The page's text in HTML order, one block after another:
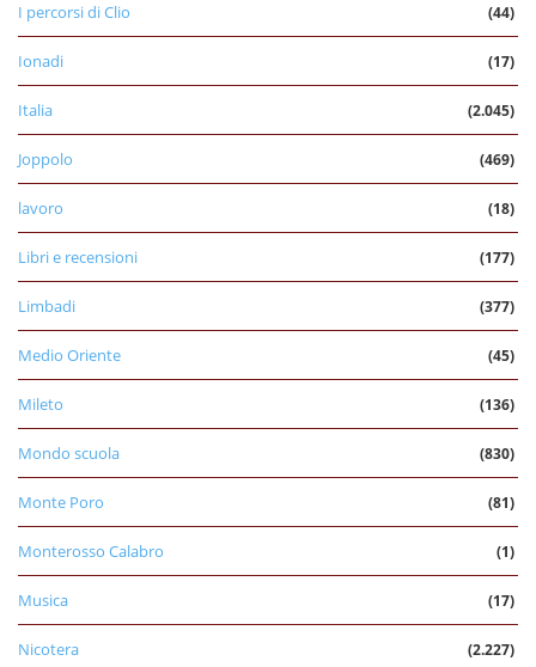
I percorsi di Clio (44)
Ionadi (17)
Italia (2.045)
Joppolo (469)
lavoro (18)
Libri e recensioni (177)
Limbadi (377)
Medio Oriente (45)
Mileto (136)
Mondo scuola (830)
Monte Poro (81)
Monterosso Calabro (1)
Musica (17)
Nicotera (2.227)